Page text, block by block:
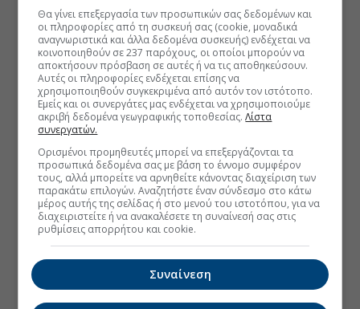
Θα γίνει επεξεργασία των προσωπικών σας δεδομένων και
οι πληροφορίες από τη συσκευή σας (cookie, μοναδικά
αναγνωριστικά και άλλα δεδομένα συσκευής) ενδέχεται να
κοινοποιηθούν σε 237 παρόχους, οι οποίοι μπορούν να
αποκτήσουν πρόσβαση σε αυτές ή να τις αποθηκεύσουν.
Αυτές οι πληροφορίες ενδέχεται επίσης να
χρησιμοποιηθούν συγκεκριμένα από αυτόν τον ιστότοπο.
Εμείς και οι συνεργάτες μας ενδέχεται να χρησιμοποιούμε
ακριβή δεδομένα γεωγραφικής τοποθεσίας.Λίστα
συνεργατών.
Ορισμένοι προμηθευτές μπορεί να επεξεργάζονται τα
προσωπικά δεδομένα σας με βάση το έννομο συμφέρον
τους, αλλά μπορείτε να αρνηθείτε κάνοντας διαχείριση των
παρακάτω επιλογών. Αναζητήστε έναν σύνδεσμο στο κάτω
μέρος αυτής της σελίδας ή στο μενού του ιστοτόπου, για να
διαχειριστείτε ή να ανακαλέσετε τη συναίνεσή σας στις
ρυθμίσεις απορρήτου και cookie.
Συναίνεση